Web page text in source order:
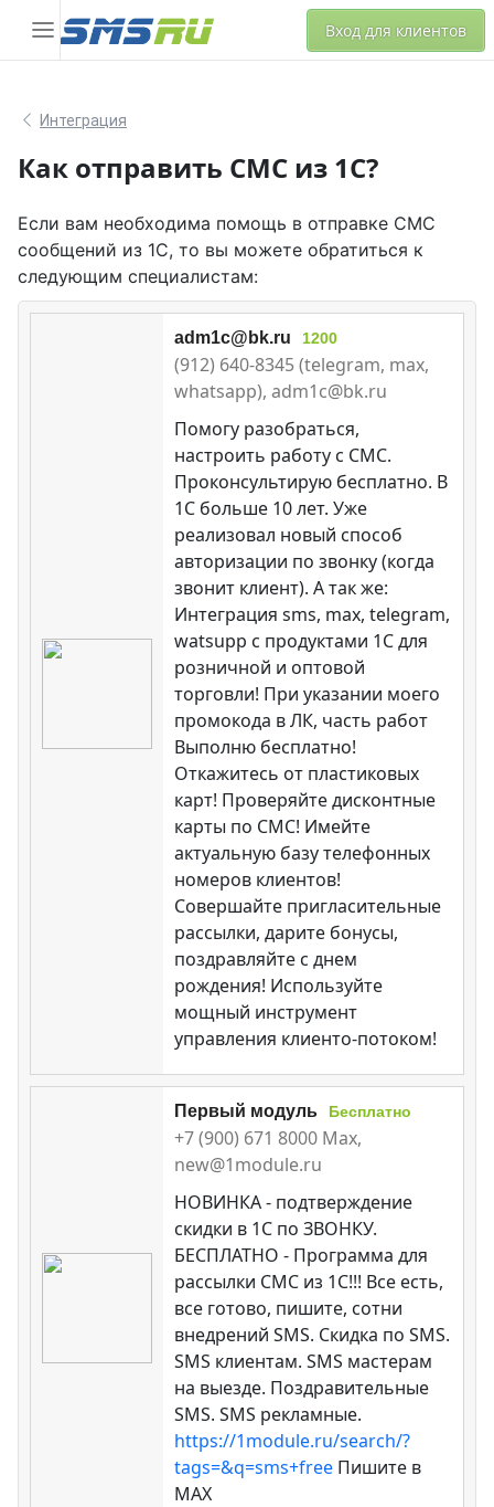
Вход для клиентов
Интеграция
Как отправить СМС из 1С?
Если вам необходима помощь в отправке СМС
сообщений из 1С, то вы можете обратиться к
следующим специалистам:
adm1c@bk.ru 1200
(912) 640-8345 (telegram, max,
whatsapp), adm1c@bk.ru
Помогу разобраться,
настроить работу с СМС.
Проконсультирую бесплатно. В
1С больше 10 лет. Уже
реализовал новый способ
авторизации по звонку (когда
звонит клиент). А так же:
Интеграция sms, max, telegram,
watsupp с продуктами 1С для
розничной и оптовой
торговли! При указании моего
промокода в ЛК, часть работ
Выполню бесплатно!
Откажитесь от пластиковых
карт! Проверяйте дисконтные
карты по СМС! Имейте
актуальную базу телефонных
номеров клиентов!
Совершайте пригласительные
рассылки, дарите бонусы,
поздравляйте с днем
рождения! Используйте
мощный инструмент
управления клиенто-потоком!
Первый модуль Бесплатно
+7 (900) 671 8000 Max,
new@1module.ru
НОВИНКА - подтверждение
скидки в 1С по ЗВОНКУ.
БЕСПЛАТНО - Программа для
рассылки СМС из 1С!!! Все есть,
все готово, пишите, сотни
внедрений SMS. Скидка по SMS.
SMS клиентам. SMS мастерам
на выезде. Поздравительные
SMS. SMS рекламные.
https://1module.ru/search/?
tags=&q=sms+free Пишите в
MAX